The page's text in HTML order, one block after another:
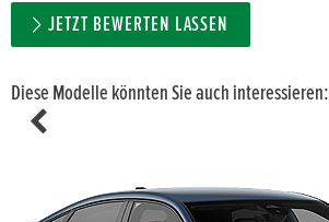
JETZT BEWERTEN LASSEN
Diese Modelle könnten Sie auch interessieren: